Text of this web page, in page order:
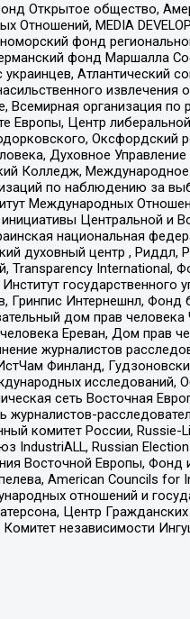
Открытое общество,
MEDIA
фонд
фонд Маршалла
Атлантический
извлечения
Всемирная организация
Европы, Центр
Оксфордский
Духовное Управление
Колледж,
по наблюдению за
Международных
Центральной и
национальная
духовный центр , Риддл,
International,
государственного
Интернешнл, Фонд
дом прав
Ереван, Дом прав
журналистов
Финланд,
сеть Восточная
комитет России, Russie-
IndustriALL, Russian
Восточной Европы, Фонд
American Councils for
отношений и
Центр
независимости